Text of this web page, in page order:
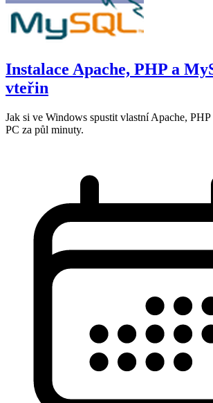
Instalace Apache, PHP a
vteřin
Jak si ve Windows spustit vlastní Apache,
PC za půl minuty.